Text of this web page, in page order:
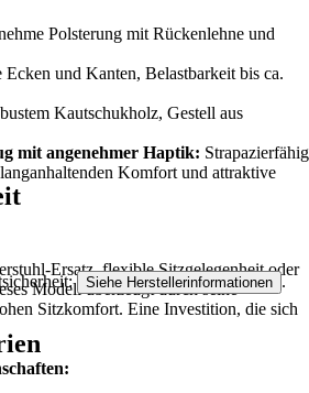
Polsterung mit Rückenlehne und
Ecken und Kanten, Belastbarkeit bis ca.
Kautschukholz, Gestell aus
mit angenehmer Haptik: Strapazierfähig
Komfort und attraktive
Ersatz, flexible Sitzgelegenheit oder
Modell überzeugt durch seine
Sitzkomfort. Eine Investition, die sich
Siehe Herstellerinformationen .